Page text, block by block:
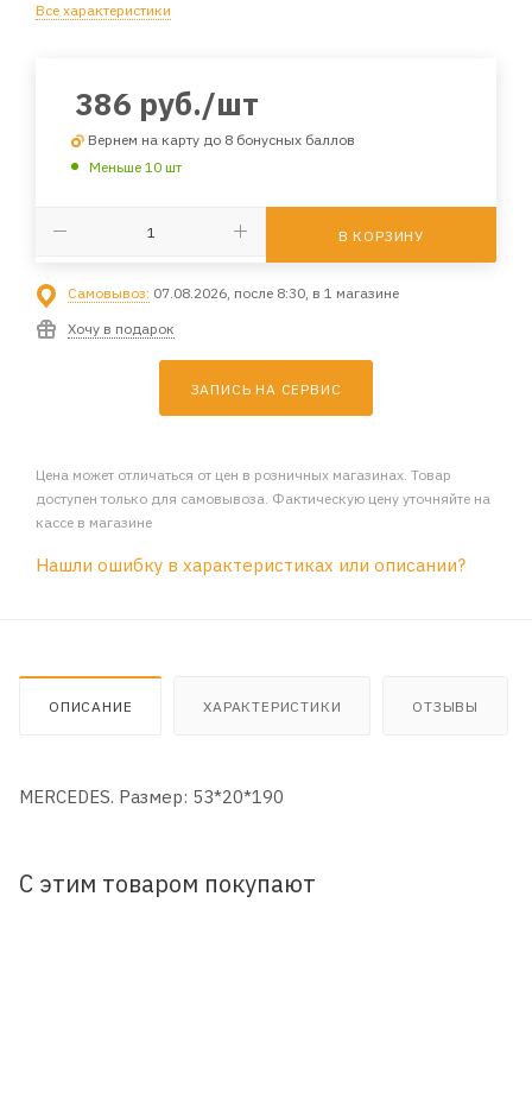
Все характеристики
386 руб./шт
Вернем на карту до 8 бонусных баллов
Меньше 10 шт
В КОРЗИНУ
Самовывоз: 07.08.2026, после 8:30, в 1 магазине
Хочу в подарок
ЗАПИСЬ НА СЕРВИС
Цена может отличаться от цен в розничных магазинах. Товар
доступен только для самовывоза. Фактическую цену уточняйте на
кассе в магазине
Нашли ошибку в характеристиках или описании?
ОПИСАНИЕ ХАРАКТЕРИСТИКИ ОТЗЫВЫ
MERCEDES. Размер: 53*20*190
С этим товаром покупают